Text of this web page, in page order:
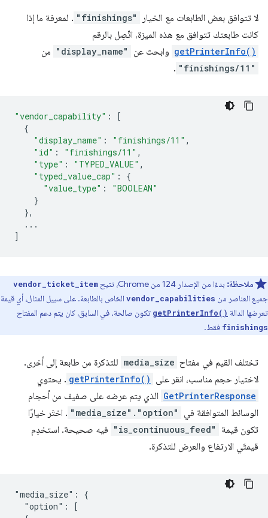
لا تتوافق بعض الطابعات مع الخيار "finishings" . لمعرفة ما إذا
كانت طابعتك تتوافق مع هذه الميزة، اتّصِل بالرقم
getPrinterInfo() وابحث عن "display_name" من
"finishings/11"
.
"vendor_capability" :
[
{
"display_name" : "finishings/11" ,
"id" : "finishings/11" ,
"type" : "TYPED_VALUE" ,
"typed_value_cap" :
{
"value_type" :
"BOOLEAN"
}
},
...
]
ملاحظة: بدءًا من الإصدار 124 من Chrome، تتيح vendor_ticket_item
جميع العناصر من vendor_capabilities الخاص بالطابعة. على سبيل المثال، أي قيمة
تعرضها الدالة getPrinterInfo() تكون صالحة. في السابق، كان يتم دعم المفتاح
finishings فقط.
تختلف القيم في مفتاح media_size للتذكرة من طابعة إلى أخرى.
لاختيار حجم مناسب، انقر على getPrinterInfo() . يحتوي
GetPrinterResponse الذي يتم عرضه على صفيف من أحجام
الوسائط المتوافقة في
"media_size"."option" . اختَر خيارًا
تكون قيمة
"is_continuous_feed" فيه صحيحة. استخدِم
قيمتَي الارتفاع والعرض للتذكرة.
"media_size": {
  "option": [